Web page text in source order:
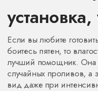
Если вы любите
боитесь пятен, то
лучший помощник. Она
случайных проливов, а
вид даже при